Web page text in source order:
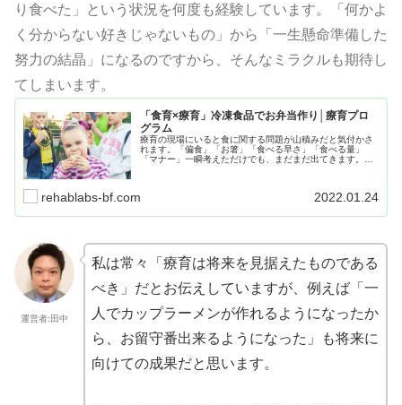
り食べた」という状況を何度も経験しています。「何かよ
く分からない好きじゃないもの」から「一生懸命準備した
努力の結晶」になるのですから、そんなミラクルも期待し
てしまいます。
「食育×療育」冷凍食品でお弁当作り│療育プロ
グラム
療育の現場にいると食に関する問題が山積みだと気付かさ
れます。「偏食」「お箸」「食べる早さ」「食べる量」
「マナー」一瞬考えただけでも、まだまだ出てきます。ポ
rehablabs-bf.com 2022.01.24
運営者:田中
私は常々「療育は将来を見据えたものである
べき」だとお伝えしていますが、例えば「一
人でカップラーメンが作れるようになったか
ら、お留守番出来るようになった」も将来に
向けての成果だと思います。